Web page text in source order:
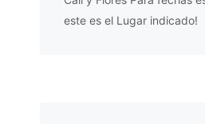
este es el Lugar indicado!